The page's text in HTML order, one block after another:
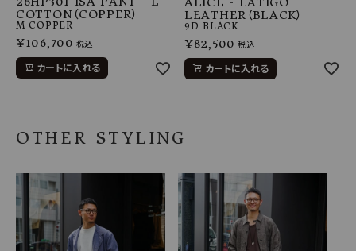
COTTON（COPPER）
M COPPER
¥106,700 税込
カートに入れる
LEATHER（BLACK）
9D BLACK
¥82,500 税込
カートに入れる
OTHER STYLING